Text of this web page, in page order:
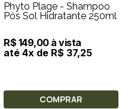
Phyto Plage - Shampoo
Pós Sol Hidratante 250ml
R$ 149,00 à vista
até 4x de R$ 37,25
COMPRAR